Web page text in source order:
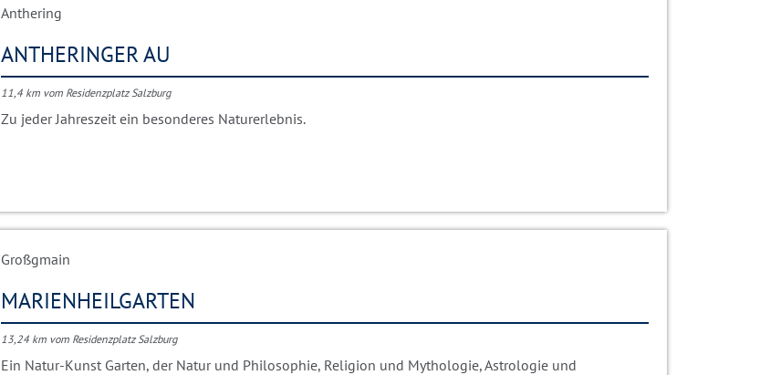
Anthering
ANTHERINGER AU
11,4 km vom Residenzplatz Salzburg
Zu jeder Jahreszeit ein besonderes Naturerlebnis.
Großgmain
MARIENHEILGARTEN
13,24 km vom Residenzplatz Salzburg
Ein Natur-Kunst Garten, der Natur und Philosophie, Religion und Mythologie, Astrologie und